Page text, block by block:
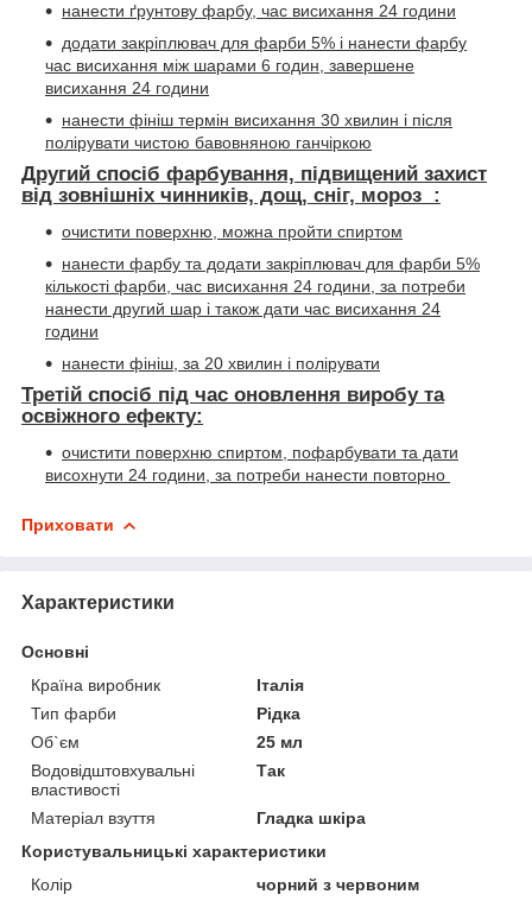
нанести ґрунтову фарбу, час висихання 24 години
додати закріплювач для фарби 5% і нанести фарбу
час висихання між шарами 6 годин, завершене
висихання 24 години
нанести фініш термін висихання 30 хвилин і після
полірувати чистою бавовняною ганчіркою
Другий спосіб фарбування, підвищений захист
від зовнішніх чинників, дощ, сніг, мороз :
очистити поверхню, можна пройти спиртом
нанести фарбу та додати закріплювач для фарби 5%
кількості фарби, час висихання 24 години, за потреби
нанести другий шар і також дати час висихання 24
години
нанести фініш, за 20 хвилин і полірувати
Третій спосіб під час оновлення виробу та
освіжного ефекту:
очистити поверхню спиртом, пофарбувати та дати
висохнути 24 години, за потреби нанести повторно
Приховати
Характеристики
Основні
Країна виробник
Італія
Тип фарби
Рідка
Об`єм
25 мл
Водовідштовхувальні
властивості
Так
Матеріал взуття
Гладка шкіра
Користувальницькі характеристики
Колір
чорний з червоним